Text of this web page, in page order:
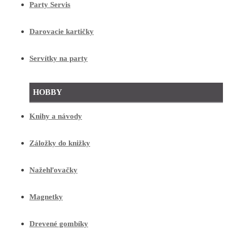
Party Servis
Darovacie kartičky
Servítky na party
HOBBY
Knihy a návody
Záložky do knižky
Nažehľovačky
Magnetky
Drevené gombíky